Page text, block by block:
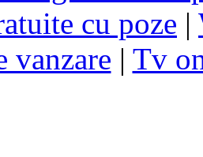
cu poze |
vanzare | Tv